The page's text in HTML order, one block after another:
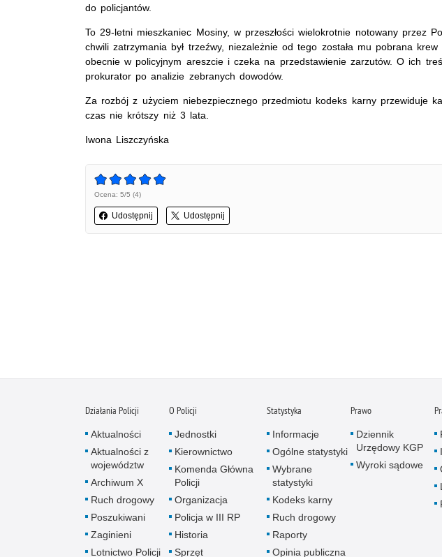
do policjantów.
To 29-letni mieszkaniec Mosiny, w przeszłości wielokrotnie notowany przez
chwili zatrzymania był trzeźwy, niezależnie od tego została mu pobrana
obecnie w policyjnym areszcie i czeka na przedstawienie zarzutów. O ich
prokurator po analizie zebranych dowodów.
Za rozbój z użyciem niebezpiecznego przedmiotu kodeks karny przewiduje
czas nie krótszy niż 3 lata.
Iwona Liszczyńska
Ocena: 5/5 (4)
Udostępnij Udostępnij
Działania Policji
Aktualności
Aktualności z
województw
Archiwum X
Ruch drogowy
Poszukiwani
Zaginieni
Lotnictwo Policji
O Policji
Jednostki
Kierownictwo
Komenda Główna
Policji
Organizacja
Policja w III RP
Historia
Sprzęt
Statystyka
Informacje
Ogólne statystyki
Wybrane
statystyki
Kodeks karny
Ruch drogowy
Raporty
Opinia publiczna
Prawo
Dziennik
Urzędowy KGP
Wyroki sądowe